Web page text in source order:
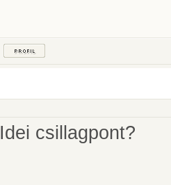
Idei csillagpont?